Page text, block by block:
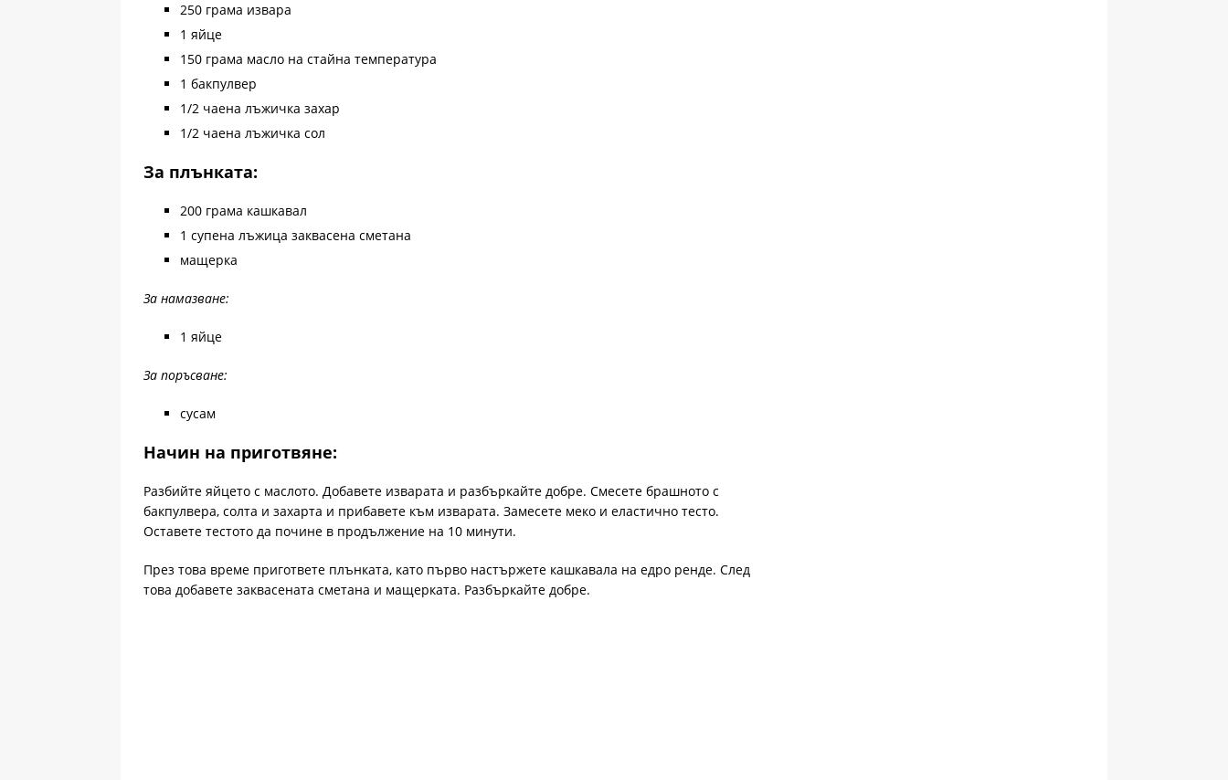
250 грама извара
1 яйце
150 грама масло на стайна температура
1 бакпулвер
1/2 чаена лъжичка захар
1/2 чаена лъжичка сол
За плънката:
200 грама кашкавал
1 супена лъжица заквасена сметана
мащерка
За намазване:
1 яйце
За поръсване:
сусам
Начин на приготвяне:
Разбийте яйцето с маслото. Добавете изварата и разбъркайте добре. Смесете брашното с
бакпулвера, солта и захарта и прибавете към изварата. Замесете меко и еластично тесто.
Оставете тестото да почине в продължение на 10 минути.
През това време пригответе плънката, като първо настържете кашкавала на едро ренде. След
това добавете заквасената сметана и мащерката. Разбъркайте добре.